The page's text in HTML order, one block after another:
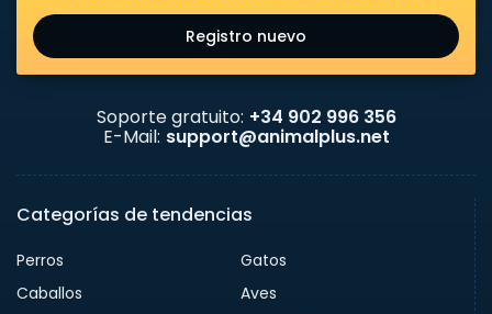
Registro nuevo
Soporte gratuito: +34 902 996 356
E-Mail: support@animalplus.net
Categorías de tendencias
Perros
Gatos
Caballos
Aves